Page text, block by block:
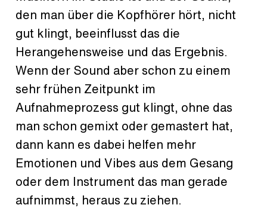
den man über die Kopfhörer hört, nicht
gut klingt, beeinflusst das die
Herangehensweise und das Ergebnis.
Wenn der Sound aber schon zu einem
sehr frühen Zeitpunkt im
Aufnahmeprozess gut klingt, ohne das
man schon gemixt oder gemastert hat,
dann kann es dabei helfen mehr
Emotionen und Vibes aus dem Gesang
oder dem Instrument das man gerade
aufnimmst, heraus zu ziehen.